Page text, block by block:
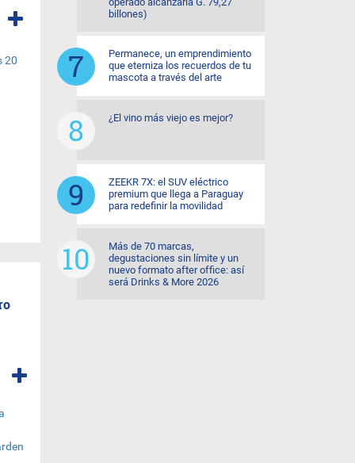
billones)
Permanece, un emprendimiento
que eterniza los recuerdos de tu
mascota a través del arte
¿El vino más viejo es mejor?
ZEEKR 7X: el SUV eléctrico
premium que llega a Paraguay
para redefinir la movilidad
Más de 70 marcas,
degustaciones sin límite y un
nuevo formato after office: así
será Drinks & More 2026